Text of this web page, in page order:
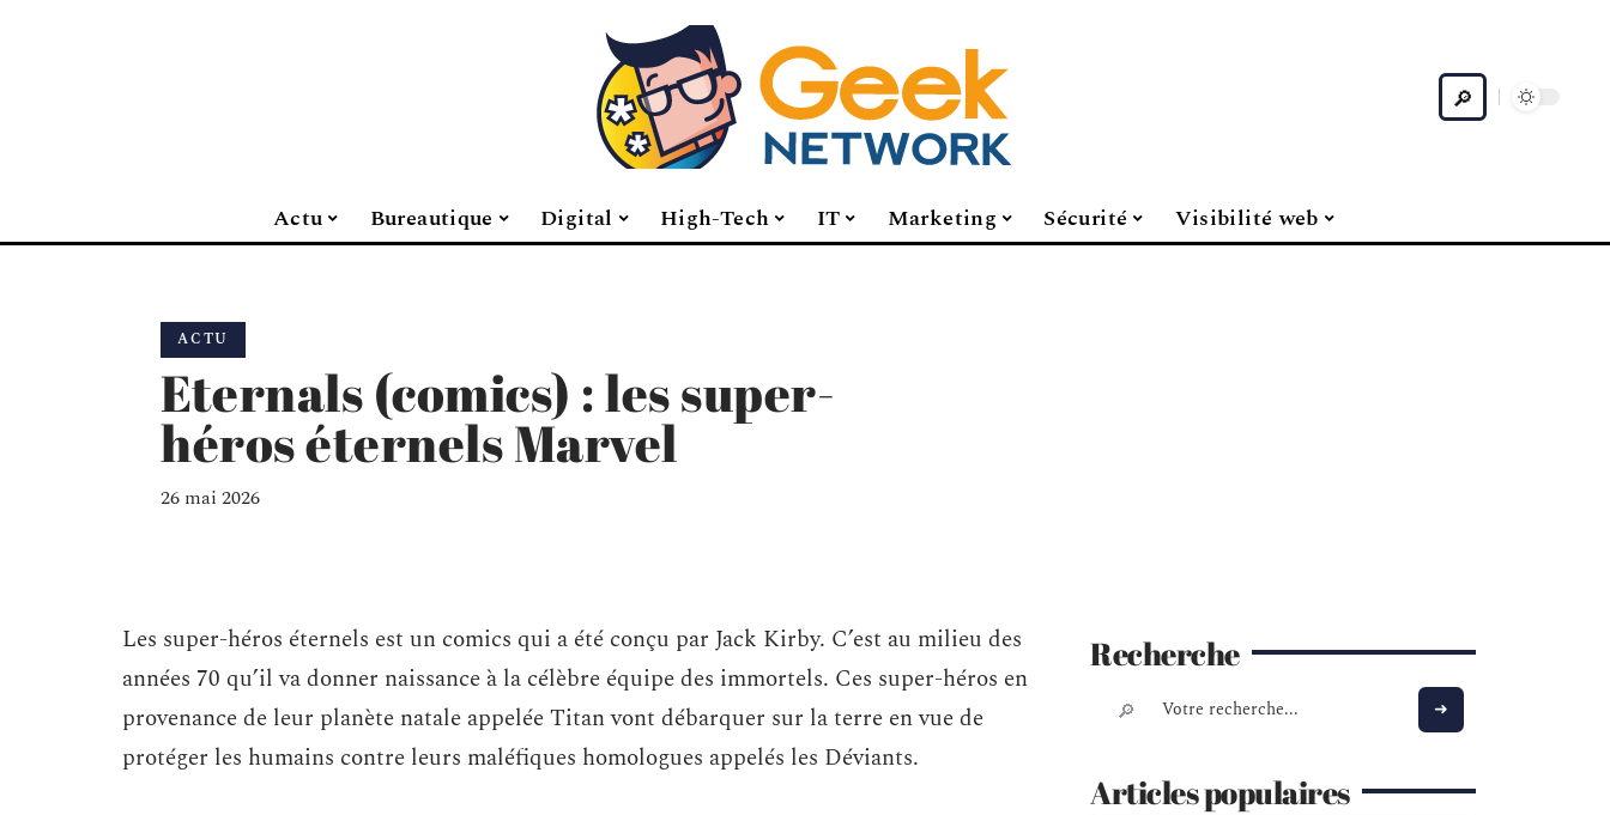
Actu Bureautique Digital High-Tech IT Marketing Sécurité Visibilité web
ACTU
Eternals (comics) : les super-
héros éternels Marvel
26 mai 2026
Les super-héros éternels est un comics qui a été conçu par Jack Kirby. C’est au milieu des
années 70 qu’il va donner naissance à la célèbre équipe des immortels. Ces super-héros en
provenance de leur planète natale appelée Titan vont débarquer sur la terre en vue de
protéger les humains contre leurs maléfiques homologues appelés les Déviants.
Recherche
Articles populaires